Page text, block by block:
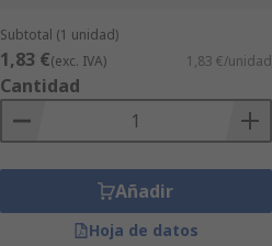
Subtotal (1 unidad)
1,83 €(exc. IVA) 1,83 €/unidad
Cantidad
Añadir
Hoja de datos